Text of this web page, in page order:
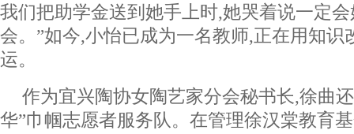
我们把助学金送到她手上时,她哭着说一定
会。”如今,小怡已成为一名教师,正在用知识
运。
作为宜兴陶协女陶艺家分会秘书长,徐曲
华”巾帼志愿者服务队。在管理徐汉棠教育